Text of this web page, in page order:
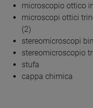
microscopio ottico
microscopi ottici
(2)
stereomicroscopi
stereomicroscopio
stufa
cappa chimica